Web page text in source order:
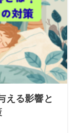
える影響と